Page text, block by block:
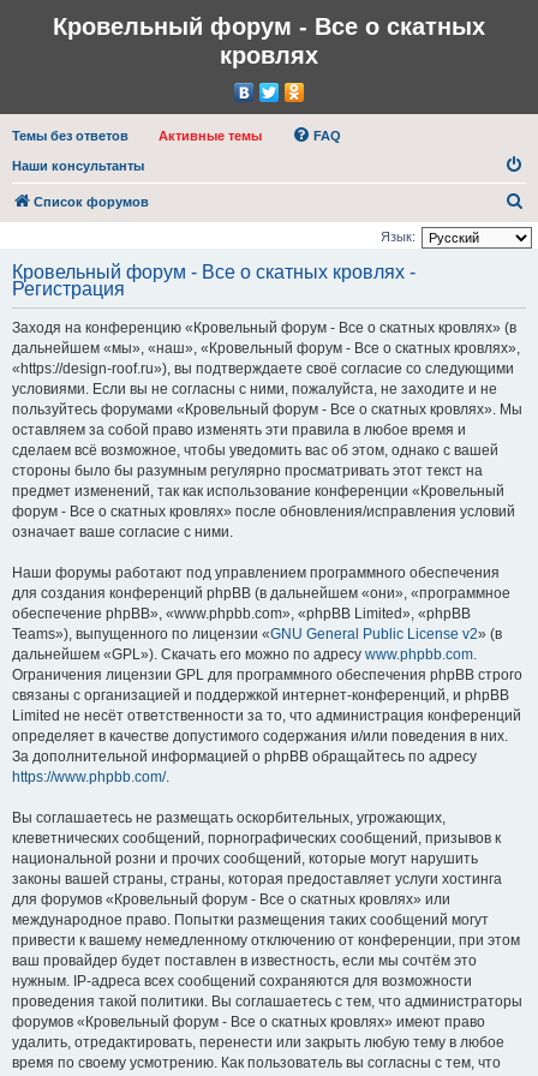
Кровельный форум - Все о скатных
кровлях
Темы без ответов Активные темы FAQ
Наши консультанты
Список форумов
о
Язык:
Кровельный форум - Все о скатных кровлях -
Регистрация
Заходя на конференцию «Кровельный форум - Все о скатных кровлях» (в
дальнейшем «мы», «наш», «Кровельный форум - Все о скатных кровлях»,
«https://design-roof.ru»), вы подтверждаете своё согласие со следующими
условиями. Если вы не согласны с ними, пожалуйста, не заходите и не
пользуйтесь форумами «Кровельный форум - Все о скатных кровлях». Мы
оставляем за собой право изменять эти правила в любое время и
сделаем всё возможное, чтобы уведомить вас об этом, однако с вашей
стороны было бы разумным регулярно просматривать этот текст на
предмет изменений, так как использование конференции «Кровельный
форум - Все о скатных кровлях» после обновления/исправления условий
означает ваше согласие с ними.
Наши форумы работают под управлением программного обеспечения
для создания конференций phpBB (в дальнейшем «они», «программное
обеспечение phpBB», «www.phpbb.com», «phpBB Limited», «phpBB
Teams»), выпущенного по лицензии «GNU General Public License v2» (в
дальнейшем «GPL»). Скачать его можно по адресу www.phpbb.com.
Ограничения лицензии GPL для программного обеспечения phpBB строго
связаны с организацией и поддержкой интернет-конференций, и phpBB
Limited не несёт ответственности за то, что администрация конференций
определяет в качестве допустимого содержания и/или поведения в них.
За дополнительной информацией о phpBB обращайтесь по адресу
https://www.phpbb.com/.
Вы соглашаетесь не размещать оскорбительных, угрожающих,
клеветнических сообщений, порнографических сообщений, призывов к
национальной розни и прочих сообщений, которые могут нарушить
законы вашей страны, страны, которая предоставляет услуги хостинга
для форумов «Кровельный форум - Все о скатных кровлях» или
международное право. Попытки размещения таких сообщений могут
привести к вашему немедленному отключению от конференции, при этом
ваш провайдер будет поставлен в известность, если мы сочтём это
нужным. IP-адреса всех сообщений сохраняются для возможности
проведения такой политики. Вы соглашаетесь с тем, что администраторы
форумов «Кровельный форум - Все о скатных кровлях» имеют право
удалить, отредактировать, перенести или закрыть любую тему в любое
время по своему усмотрению. Как пользователь вы согласны с тем, что